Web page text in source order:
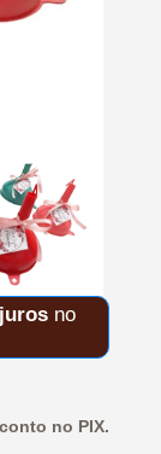
no
no PIX.